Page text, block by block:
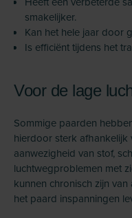
smakelijker.
Kan het hele jaar door
Is efficiënt tijdens het
Voor de lage
Sommige paarden
hierdoor sterk afhankelijk
aanwezigheid van stof,
luchtwegproblemen met
kunnen chronisch zijn
het paard inspanningen